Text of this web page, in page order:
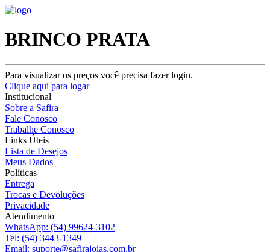
BRINCO PRATA
Para visualizar os preços você precisa fazer login.
Clique aqui para logar
Institucional
Sobre a Safira
Fale Conosco
Trabalhe Conosco
Links Úteis
Lista de Desejos
Meus Dados
Políticas
Entrega
Trocas e Devoluções
Privacidade
Atendimento
WhatsApp: (54) 99624-3102
Tel: (54) 3443-1349
Email: suporte@safirajoias.com.br